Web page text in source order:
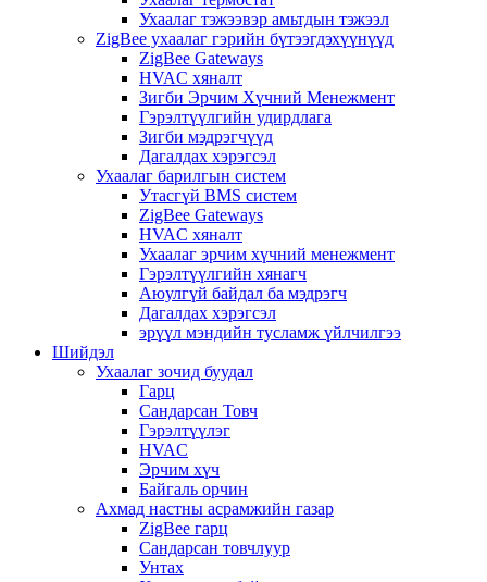
Ухаалаг тэжээвэр амьтдын тэжээл
ZigBee ухаалаг гэрийн бүтээгдэхүүнүүд
ZigBee Gateways
HVAC хяналт
Зигби Эрчим Хүчний Менежмент
Гэрэлтүүлгийн удирдлага
Зигби мэдрэгчүүд
Дагалдах хэрэгсэл
Ухаалаг барилгын систем
Утасгүй BMS систем
ZigBee Gateways
HVAC хяналт
Ухаалаг эрчим хүчний менежмент
Гэрэлтүүлгийн хянагч
Аюулгүй байдал ба мэдрэгч
Дагалдах хэрэгсэл
эрүүл мэндийн тусламж үйлчилгээ
Шийдэл
Ухаалаг зочид буудал
Гарц
Сандарсан Товч
Гэрэлтүүлэг
HVAC
Эрчим хүч
Байгаль орчин
Ахмад настны асрамжийн газар
ZigBee гарц
Сандарсан товчлуур
Унтах